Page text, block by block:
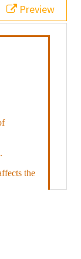
bottom ,
Preview